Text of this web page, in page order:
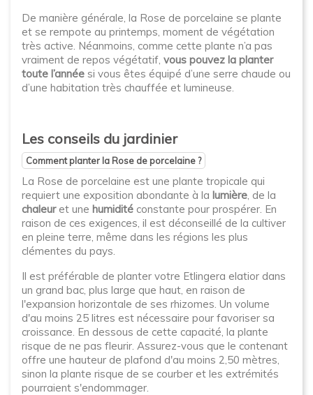
De manière générale, la Rose de porcelaine se plante
et se rempote au printemps, moment de végétation
très active. Néanmoins, comme cette plante n’a pas
vraiment de repos végétatif, vous pouvez la planter
toute l’année si vous êtes équipé d’une serre chaude ou
d’une habitation très chauffée et lumineuse.
Les conseils du jardinier
Comment planter la Rose de porcelaine ?
La Rose de porcelaine est une plante tropicale qui
requiert une exposition abondante à la lumière, de la
chaleuret une humidité constante pour prospérer. En
raison de ces exigences, il est déconseillé de la cultiver
en pleine terre, même dans les régions les plus
clémentes du pays.
Il est préférable de planter votre Etlingera elatior dans
un grand bac, plus large que haut, en raison de
l'expansion horizontale de ses rhizomes. Un volume
d'au moins 25 litres est nécessaire pour favoriser sa
croissance. En dessous de cette capacité, la plante
risque de ne pas fleurir. Assurez-vous que le contenant
offre une hauteur de plafond d'au moins 2,50 mètres,
sinon la plante risque de se courber et les extrémités
pourraient s'endommager.